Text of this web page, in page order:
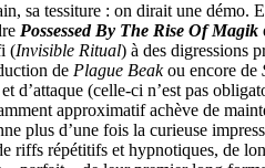
sa tessiture : on dirait une
Possessed By The Rise Of Magik
(Invisible Ritual) à des digressions
de Plague Beakou encore de
d’attaque (celle-ci n’est pas
approximatif achève de
plus d’une fois la curieuse
riffs répétitifs et hypnotiques, de